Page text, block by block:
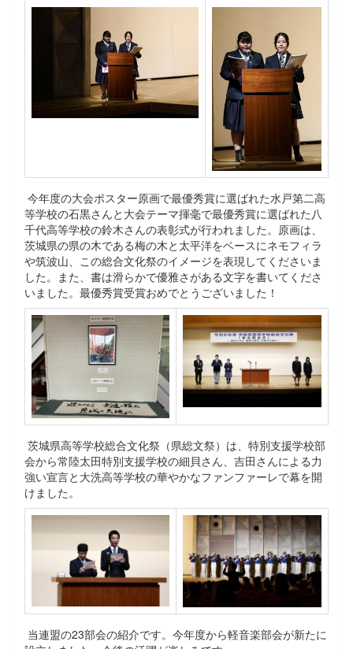
今年度の大会ポスター原画で最優秀賞に選ばれた水戸第二高
等学校の石黒さんと大会テーマ揮毫で最優秀賞に選ばれた八
千代高等学校の鈴木さんの表彰式が行われました。原画は、
茨城県の県の木である梅の木と太平洋をベースにネモフィラ
や筑波山、この総合文化祭のイメージを表現してくださいま
した。また、書は滑らかで優雅さがある文字を書いてくださ
いました。最優秀賞受賞おめでとうございました！
茨城県高等学校総合文化祭（県総文祭）は、特別支援学校部
会から常陸太田特別支援学校の細貝さん、吉田さんによる力
強い宣言と大洗高等学校の華やかなファンファーレで幕を開
けました。
当連盟の23部会の紹介です。今年度から軽音楽部会が新たに